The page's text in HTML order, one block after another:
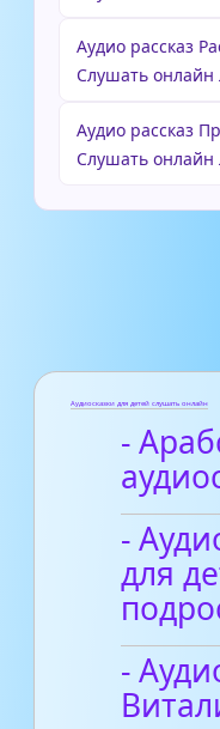
Аудио рассказ
Слушать онлайн
Аудио рассказ
Слушать онлайн
Аудиосказки для детей слушать онлайн
-
-
для
-